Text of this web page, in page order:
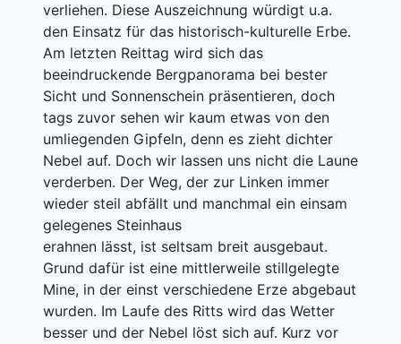
verliehen. Diese Auszeichnung würdigt u.a.
den Einsatz für das historisch-kulturelle Erbe.
Am letzten Reittag wird sich das
beeindruckende Bergpanorama bei bester
Sicht und Sonnenschein präsentieren, doch
tags zuvor sehen wir kaum etwas von den
umliegenden Gipfeln, denn es zieht dichter
Nebel auf. Doch wir lassen uns nicht die Laune
verderben. Der Weg, der zur Linken immer
wieder steil abfällt und manchmal ein einsam
gelegenes Steinhaus
erahnen lässt, ist seltsam breit ausgebaut.
Grund dafür ist eine mittlerweile stillgelegte
Mine, in der einst verschiedene Erze abgebaut
wurden. Im Laufe des Ritts wird das Wetter
besser und der Nebel löst sich auf. Kurz vor